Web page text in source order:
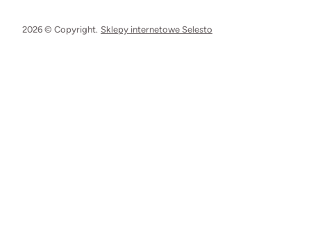
2026 © Copyright. Sklepy internetowe Selesto